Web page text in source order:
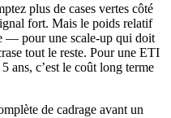
plus de cases vertes côté
fort. Mais le poids relatif
— pour une scale-up qui doit
tout le reste. Pour une ETI
ans, c’est le coût long terme
de cadrage avant un